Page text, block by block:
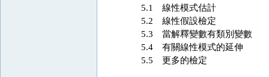
5.1 線性模式估計
5.2 線性假設檢定
5.3 當解釋變數有類別變數
5.4 有關線性模式的延伸
5.5 更多的檢定